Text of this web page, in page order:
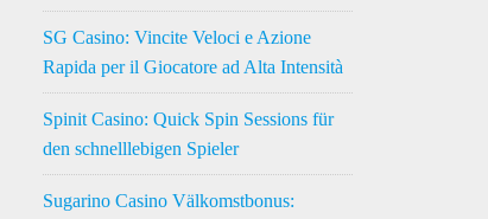
SG Casino: Vincite Veloci e Azione
Rapida per il Giocatore ad Alta Intensità
Spinit Casino: Quick Spin Sessions für
den schnelllebigen Spieler
Sugarino Casino Välkomstbonus: